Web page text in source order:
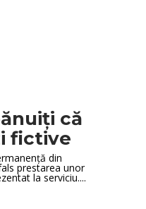
că
fictive
din
prestarea unor
la serviciu....